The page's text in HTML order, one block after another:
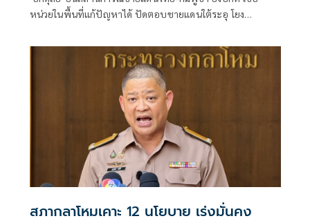
หน่วยในพื้นที่แก้ปัญหาได้ ปัดตอบชายแดนใต้ระอุ โยง
สภากลาโหมเคาะ 12 นโยบาย เร่งมั่นคง